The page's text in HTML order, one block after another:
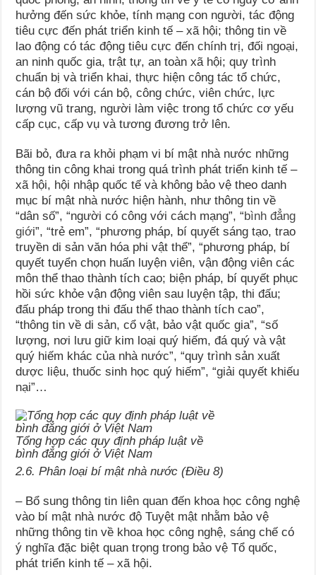
hưởng đến sức khỏe, tính mạng con người, tác động
tiêu cực đến phát triển kinh tế – xã hội; thông tin về
lao động có tác động tiêu cực đến chính trị, đối ngoại,
an ninh quốc gia, trật tự, an toàn xã hội; quy trình
chuẩn bị và triển khai, thực hiện công tác tổ chức,
cán bộ đối với cán bộ, công chức, viên chức, lực
lượng vũ trang, người làm việc trong tổ chức cơ yếu
cấp cục, cấp vụ và tương đương trở lên.
Bãi bỏ, đưa ra khỏi phạm vi bí mật nhà nước những
thông tin công khai trong quá trình phát triển kinh tế –
xã hội, hội nhập quốc tế và không bảo vệ theo danh
mục bí mật nhà nước hiện hành, như thông tin về
“dân số”, “người có công với cách mạng”, “bình đẳng
giới”, “trẻ em”, “phương pháp, bí quyết sáng tạo, trao
truyền di sản văn hóa phi vật thể”, “phương pháp, bí
quyết tuyển chọn huấn luyện viên, vận động viên các
môn thể thao thành tích cao; biện pháp, bí quyết phục
hồi sức khỏe vận động viên sau luyện tập, thi đấu;
đấu pháp trong thi đấu thể thao thành tích cao”,
“thông tin về di sản, cổ vật, bảo vật quốc gia”, “số
lượng, nơi lưu giữ kim loại quý hiếm, đá quý và vật
quý hiếm khác của nhà nước”, “quy trình sản xuất
dược liệu, thuốc sinh học quý hiếm”, “giải quyết khiếu
nại”…
Tổng hợp các quy định pháp luật về
bình đẳng giới ở Việt Nam
2.6. Phân loại bí mật nhà nước (Điều 8)
– Bổ sung thông tin liên quan đến khoa học công nghệ
vào bí mật nhà nước độ Tuyệt mật nhằm bảo vệ
những thông tin về khoa học công nghệ, sáng chế có
ý nghĩa đặc biệt quan trọng trong bảo vệ Tổ quốc,
phát triển kinh tế – xã hội.